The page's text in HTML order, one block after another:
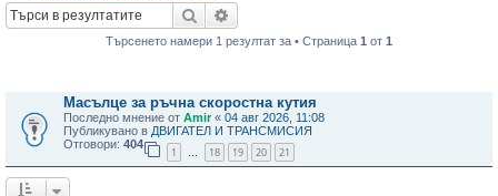
Търсене
Търсенето намери 1 резултат за • Страница 1 от 1
Масълце за ръчна скоростна кутия
Последно мнение от Amir« 04 авг 2026, 11:08
Публикувано в ДВИГАТЕЛ И ТРАНСМИСИЯ
Отговори: 404
1 … 18 19 20 21